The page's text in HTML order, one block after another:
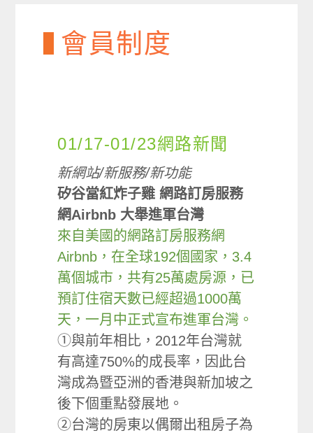
會員制度
01/17-01/23網路新聞
新網站/新服務/新功能
矽谷當紅炸子雞 網路訂房服務
網Airbnb 大舉進軍台灣
來自美國的網路訂房服務網
Airbnb，在全球192個國家，3.4
萬個城市，共有25萬處房源，已
預訂住宿天數已經超過1000萬
天，一月中正式宣布進軍台灣。
①與前年相比，2012年台灣就
有高達750%的成長率，因此台
灣成為暨亞洲的香港與新加坡之
後下個重點發展地。
②台灣的房東以偶爾出租房子為